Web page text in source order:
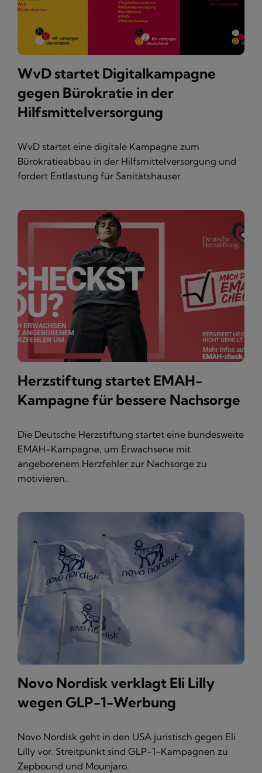
WvD startet Digitalkampagne
gegen Bürokratie in der
Hilfsmittelversorgung
WvD startet eine digitale Kampagne zum
Bürokratieabbau in der Hilfsmittelversorgung und
fordert Entlastung für Sanitätshäuser.
Herzstiftung startet EMAH-
Kampagne für bessere Nachsorge
Die Deutsche Herzstiftung startet eine bundesweite
EMAH-Kampagne, um Erwachsene mit
angeborenem Herzfehler zur Nachsorge zu
motivieren.
Novo Nordisk verklagt Eli Lilly
wegen GLP-1-Werbung
Novo Nordisk geht in den USA juristisch gegen Eli
Lilly vor. Streitpunkt sind GLP-1-Kampagnen zu
Zepbound und Mounjaro.